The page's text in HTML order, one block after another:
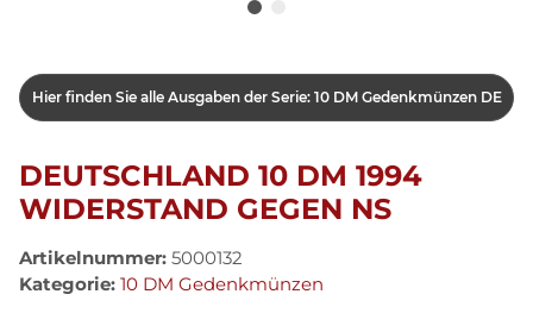
Hier finden Sie alle Ausgaben der Serie: 10 DM Gedenkmünzen DE
DEUTSCHLAND 10 DM 1994
WIDERSTAND GEGEN NS
Artikelnummer: 5000132
Kategorie: 10 DM Gedenkmünzen